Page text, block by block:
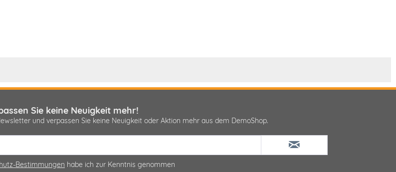
Sie keine Neuigkeit mehr!
und verpassen Sie keine Neuigkeit oder Aktion mehr aus dem DemoShop.
Bestimmungen habe ich zur Kenntnis genommen